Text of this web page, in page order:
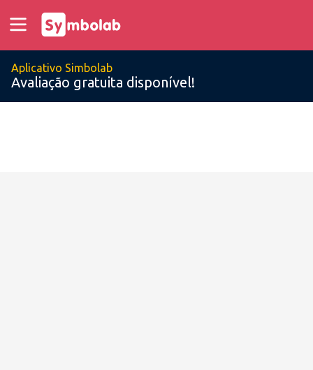
Aplicativo Simbolab
Avaliação gratuita disponível!